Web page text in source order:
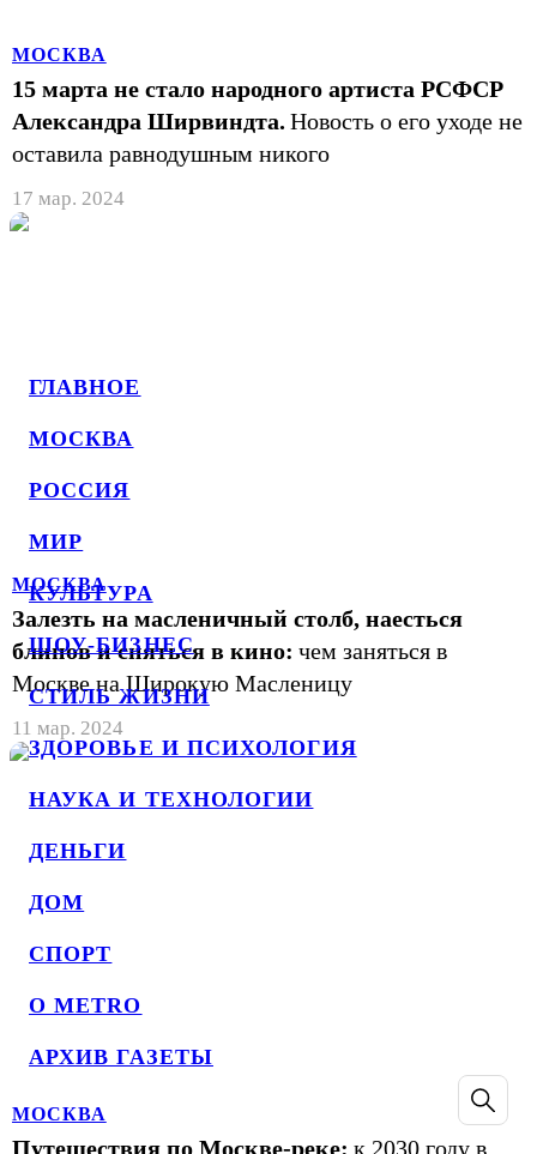
ГЛАВНОЕ
МОСКВА
РОССИЯ
МИР
КУЛЬТУРА
ШОУ-БИЗНЕС
СТИЛЬ ЖИЗНИ
ЗДОРОВЬЕ И ПСИХОЛОГИЯ
НАУКА И ТЕХНОЛОГИИ
ДЕНЬГИ
ДОМ
СПОРТ
О METRO
АРХИВ ГАЗЕТЫ
МОСКВА
15 марта не стало народного артиста РСФСР
Александра Ширвиндта. Новость о его уходе не
оставила равнодушным никого
17 мар. 2024
МОСКВА
Залезть на масленичный столб, наесться
блинов и сняться в кино: чем заняться в
Москве на Широкую Масленицу
11 мар. 2024
МОСКВА
Путешествия по Москве-реке: к 2030 году в